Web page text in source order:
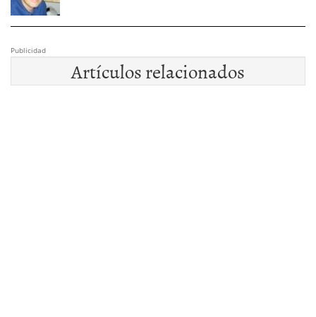
Publicidad
Artículos relacionados